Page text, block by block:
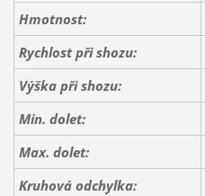
Hmotnost:
Rychlost při shozu:
Výška při shozu:
Min. dolet:
Max. dolet:
Kruhová odchylka: